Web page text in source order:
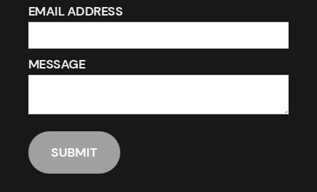
EMAIL ADDRESS
MESSAGE